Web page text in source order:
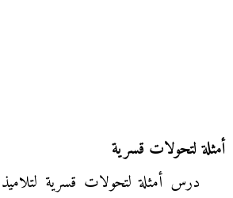
أمثلة لتحولات قسرية
درس أمثلة لتحولات قسرية لتلاميذ